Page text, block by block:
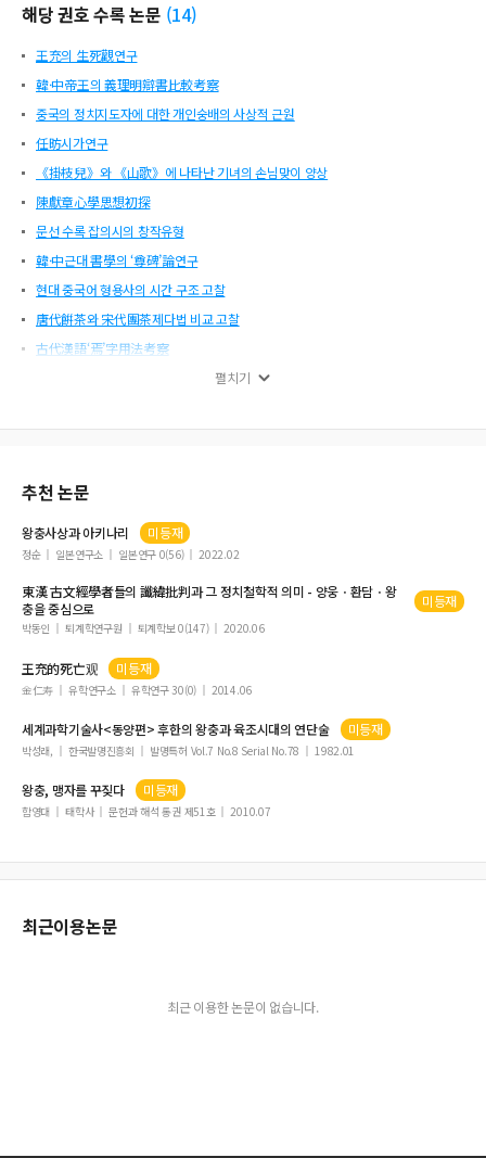
해당 권호 수록 논문 (14)
王充의 生死觀연구
韓·中帝王의 義理明辯書比較考察
중국의 정치지도자에 대한 개인숭배의 사상적 근원
任昉시가연구
《掛枝兒》와 《山歌》에 나타난 기녀의 손님맞이 양상
陳獻章心學思想初探
문선 수록 잡의시의 창작유형
韓·中근대 書學의 ‘尊碑’論연구
현대 중국어 형용사의 시간 구조 고찰
唐代餠茶와 宋代團茶제다법 비교 고찰
古代漢語‘焉’字用法考察
한∙중 중립가치어의 가치 의미 변화 대조 연구
펼치기
추천 논문
왕충사상과 아키나리 미등재
정순 일본연구소 일본연구 0(56) 2022.02
東漢 古文經學者들의 讖緯批判과 그 정치철학적 의미 - 양웅ㆍ환담ㆍ 왕
충을 중심으로 미등재
박동인 퇴계학연구원 퇴계학보 0(147) 2020.06
王充的死亡观 미등재
金仁寿 유학연구소 유학연구 30(0) 2014.06
세계과학기술사<동양편> 후한의왕충과 육조시대의 연단술 미등재
박성래, 한국발명진흥회 발명특허 Vol.7 No.8 Serial No.78 1982.01
왕충, 맹자를 꾸짖다 미등재
함영대 태학사 문헌과 해석 통권 제51호 2010.07
최근이용논문
최근 이용한 논문이 없습니다.